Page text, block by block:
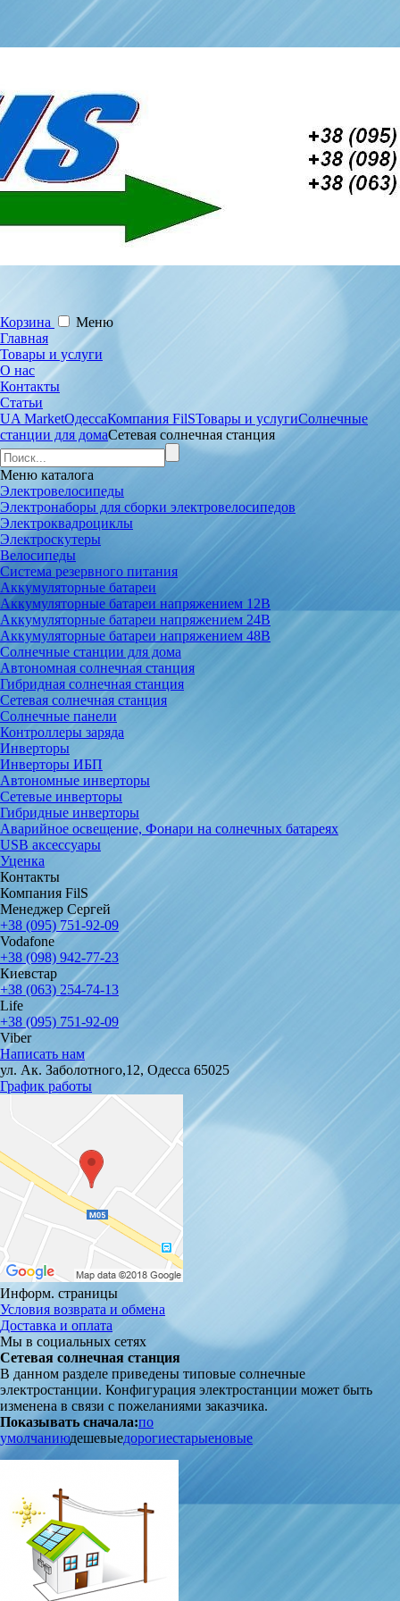
Корзина
Меню
Главная
Товары и услуги
О нас
Контакты
Статьи
UA MarketОдессаКомпания FilSТовары и услугиСолнечные
станции для домаСетевая солнечная станция
Меню каталога
Электровелосипеды
Электронаборы для сборки электровелосипедов
Электроквадроциклы
Электроскутеры
Велосипеды
Система резервного питания
Аккумуляторные батареи
Аккумуляторные батареи напряжением 12В
Аккумуляторные батареи напряжением 24В
Аккумуляторные батареи напряжением 48В
Солнечные станции для дома
Автономная солнечная станция
Гибридная солнечная станция
Сетевая солнечная станция
Солнечные панели
Контроллеры заряда
Инверторы
Инверторы ИБП
Автономные инверторы
Сетевые инверторы
Гибридные инверторы
Аварийное освещение, Фонари на солнечных батареях
USB аксессуары
Уценка
Контакты
Компания FilS
Менеджер Сергей
+38 (095) 751-92-09
Vodafone
+38 (098) 942-77-23
Киевстар
+38 (063) 254-74-13
Life
+38 (095) 751-92-09
Viber
Написать нам
ул. Ак. Заболотного,12, Одесса 65025
График работы
Информ. страницы
Условия возврата и обмена
Доставка и оплата
Мы в социальных сетях
Сетевая солнечная станция
В данном разделе приведены типовые солнечные
электростанции. Конфигурация электростанции может быть
изменена в связи с пожеланиями заказчика.
Показывать сначала:по
умолчаниюдешевыедорогиестарыеновые